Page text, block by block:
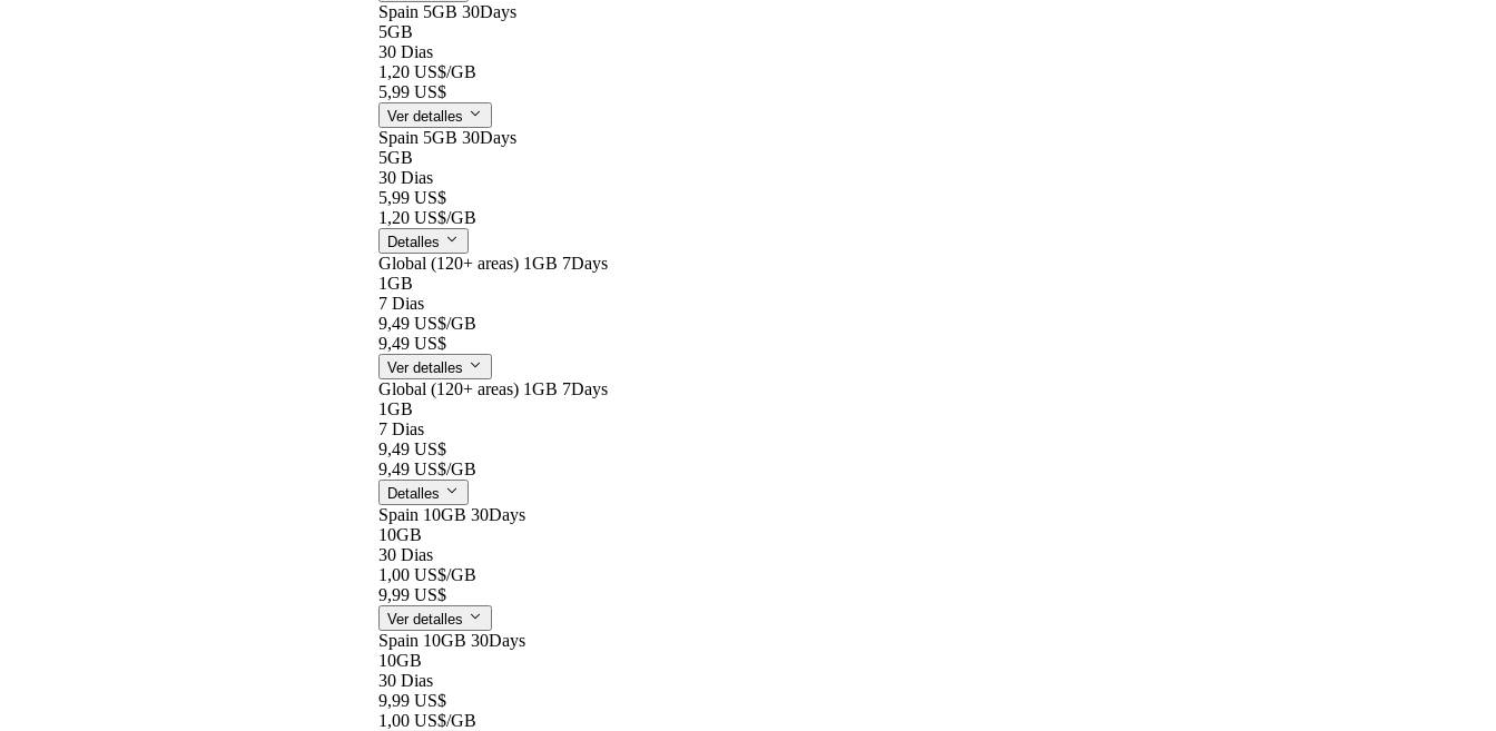
Spain 5GB 30Days
5GB
30 Dias
1,20 US$/GB
5,99 US$
Ver detalles
Spain 5GB 30Days
5GB
30 Dias
5,99 US$
1,20 US$/GB
Detalles
Global (120+ areas) 1GB 7Days
1GB
7 Dias
9,49 US$/GB
9,49 US$
Ver detalles
Global (120+ areas) 1GB 7Days
1GB
7 Dias
9,49 US$
9,49 US$/GB
Detalles
Spain 10GB 30Days
10GB
30 Dias
1,00 US$/GB
9,99 US$
Ver detalles
Spain 10GB 30Days
10GB
30 Dias
9,99 US$
1,00 US$/GB